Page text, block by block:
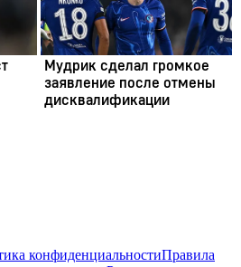
конфиденциальностиПравила